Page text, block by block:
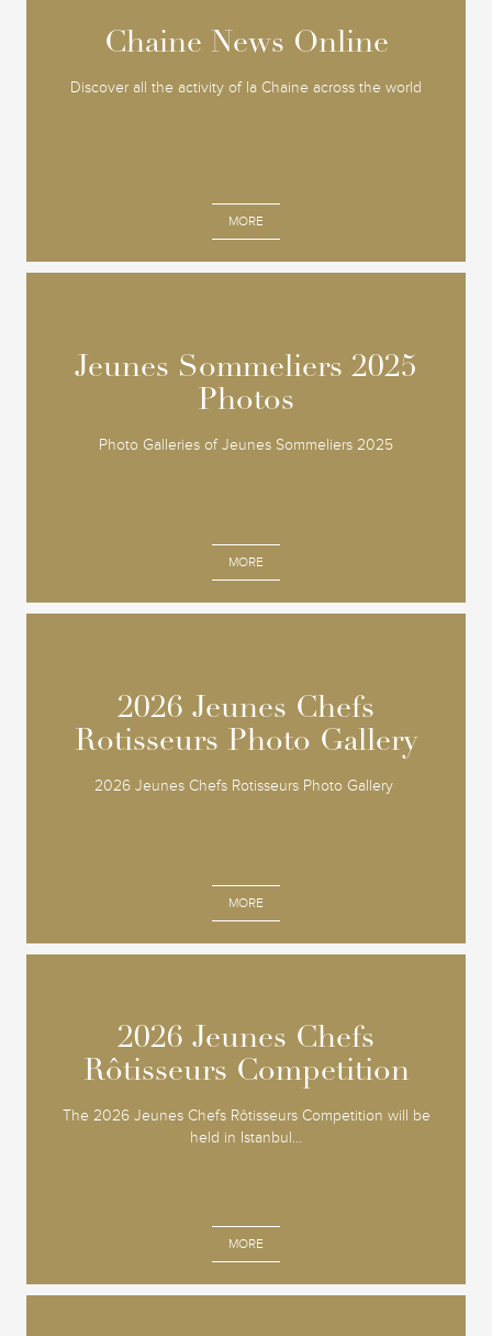
Chaine News Online
Discover all the activity of la Chaine across the world
MORE
Chaine News Online
Jeunes Sommeliers 2025
Photos
Photo Galleries of Jeunes Sommeliers 2025
MORE
Jeunes Sommeliers 2025
Photos
2026 Jeunes Chefs
Rotisseurs Photo Gallery
2026 Jeunes Chefs Rotisseurs Photo Gallery
MORE
2026 Jeunes Chefs
Rotisseurs Photo Gallery
2026 Jeunes Chefs
Rôtisseurs Competition
The 2026 Jeunes Chefs Rôtisseurs Competition will be
held in Istanbul...
MORE
2026 Jeunes Chefs
Rôtisseurs Competition